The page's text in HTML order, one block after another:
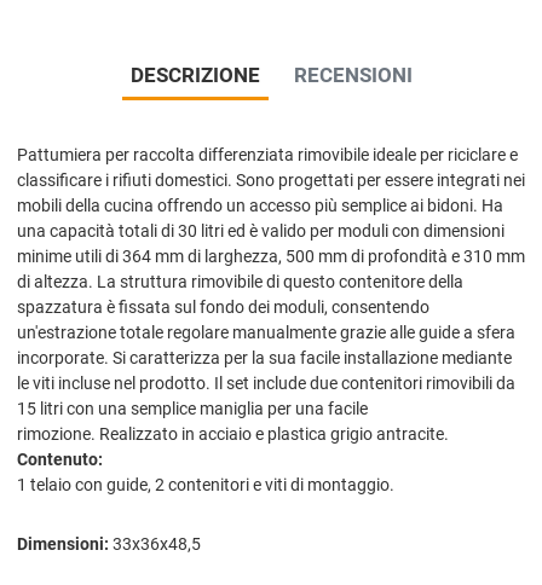
DESCRIZIONE RECENSIONI
Pattumiera per raccolta differenziata rimovibile ideale per riciclare e
classificare i rifiuti domestici. Sono progettati per essere integrati nei
mobili della cucina offrendo un accesso più semplice ai bidoni. Ha
una capacità totali di 30 litri ed è valido per moduli con dimensioni
minime utili di 364 mm di larghezza, 500 mm di profondità e 310 mm
di altezza. La struttura rimovibile di questo contenitore della
spazzatura è fissata sul fondo dei moduli, consentendo
un'estrazione totale regolare manualmente grazie alle guide a sfera
incorporate. Si caratterizza per la sua facile installazione mediante
le viti incluse nel prodotto. Il set include due contenitori rimovibili da
15 litri con una semplice maniglia per una facile
rimozione. Realizzato in acciaio e plastica grigio antracite.
Contenuto:
1 telaio con guide, 2 contenitori e viti di montaggio.
Dimensioni: 33x36x48,5